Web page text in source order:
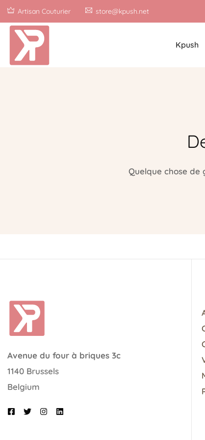
Artisan Couturier store@kpush.net
Kpush
Quelque chose
Avenue du four à briques 3c
1140 Brussels
Belgium